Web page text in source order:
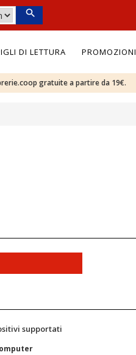
DI LETTURA PROMOZIONI
gratuite a partire da 19€.
supportati